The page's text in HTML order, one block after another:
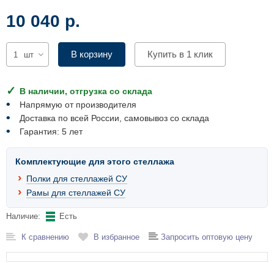
10 040 р.
шт В корзину Купить в 1 клик
В наличии, отгрузка со склада
Напрямую от производителя
Доставка по всей России, самовывоз со склада
Гарантия: 5 лет
Комплектующие для этого стеллажа
Полки для стеллажей СУ
Рамы для стеллажей СУ
Наличие: Есть
К сравнению В избранное Запросить оптовую цену